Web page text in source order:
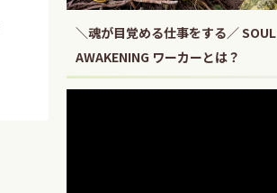
＼魂が目覚める仕事をする／ SOUL
AWAKENING ワーカーとは？